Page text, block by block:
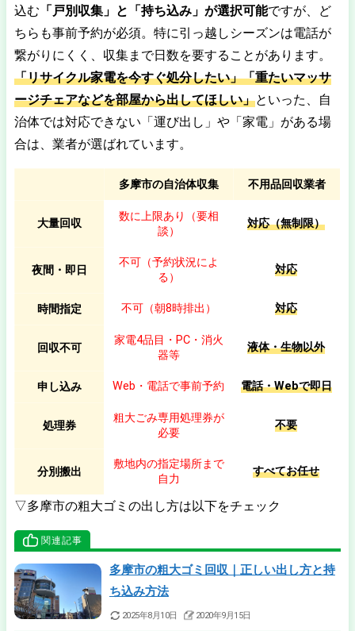
込む 「戸別収集」と「持ち込み」が選択可能ですが、ど
ちらも事前予約が必須。特に引っ越しシーズンは電話が
繋がりにくく、収集まで日数を要することがあります。
「リサイクル家電を今すぐ処分したい」「重たいマッサ
ージチェアなどを部屋から出してほしい」といった、自
治体では対応できない「運び出し」や「家電」がある場
合は、業者が選ばれています。
多摩市の自治体収集 不用品回収業者
大量回収
数に上限あり（要相
談）
対応（無制限）
夜間・即日
不可（予約状況によ
る）
対応
時間指定 不可（朝8時排出） 対応
回収不可
家電4品目・PC・消火
器等
液体・生物以外
申し込み Web・電話で事前予約 電話・Webで即日
処理券
粗大ごみ専用処理券が
必要
不要
分別搬出
敷地内の指定場所まで
自力
すべてお任せ
▽多摩市の粗大ゴミの出し方は以下をチェック
関連記事
多摩市の粗大ゴミ回収｜正しい出し方と持
ち込み方法
2025年8月10日 2020年9月15日